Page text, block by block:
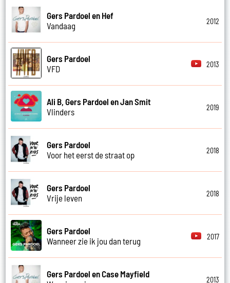
Gers Pardoel en Hef
Vandaag
2012
Gers Pardoel
VFD
2013
Ali B, Gers Pardoel en Jan Smit
Vlinders
2019
Gers Pardoel
Voor het eerst de straat op
2018
Gers Pardoel
Vrije leven
2018
Gers Pardoel
Wanneer zie ik jou dan terug
2017
Gers Pardoel en Case Mayfield
2013